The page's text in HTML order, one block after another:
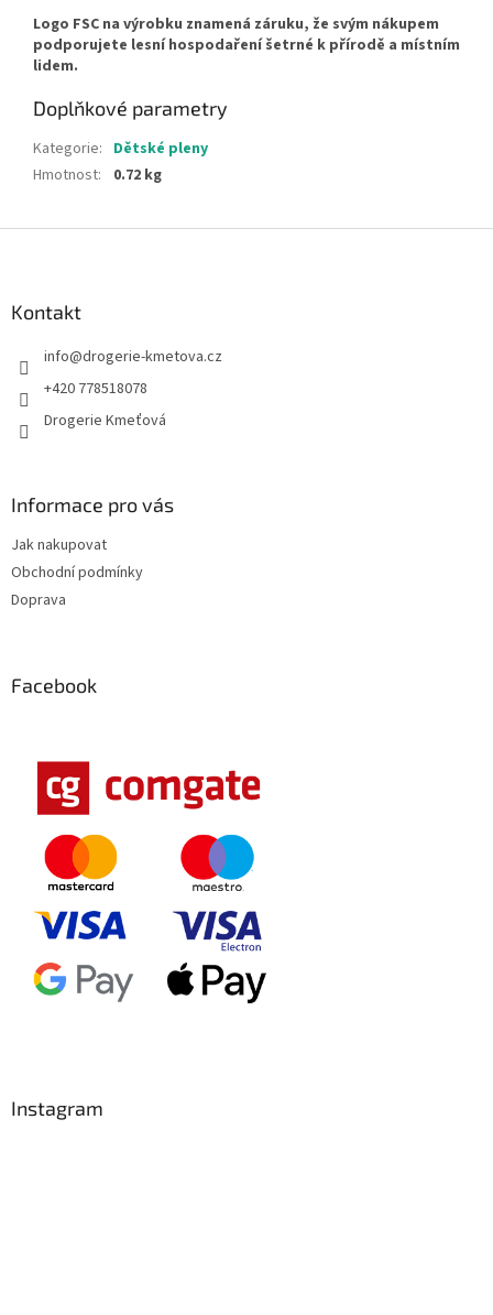
Logo FSC na výrobku znamená záruku, že svým nákupem
podporujete lesní hospodaření šetrné k přírodě a místním
lidem.
Doplňkové parametry
Kategorie: Dětské pleny
Hmotnost: 0.72 kg
Kontakt
info@drogerie-kmetova.cz
+420 778518078
Drogerie Kmeťová
Informace pro vás
Jak nakupovat
Obchodní podmínky
Doprava
Facebook
Instagram